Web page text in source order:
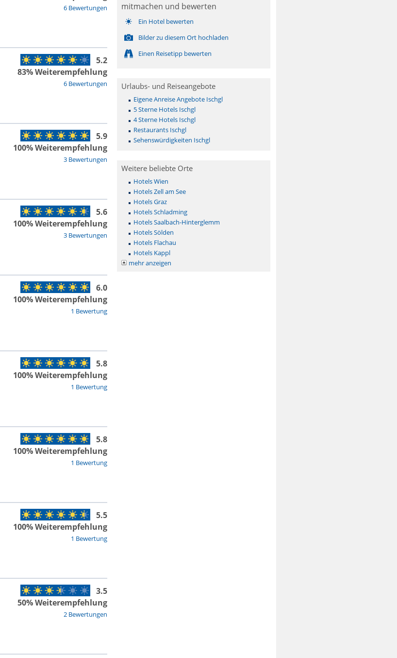
6 Bewertungen
6 Bewertungen
5.2
83% Weiterempfehlung
3 Bewertungen
5.9
100% Weiterempfehlung
3 Bewertungen
5.6
100% Weiterempfehlung
1 Bewertung
6.0
100% Weiterempfehlung
1 Bewertung
5.8
100% Weiterempfehlung
1 Bewertung
5.8
100% Weiterempfehlung
1 Bewertung
5.5
100% Weiterempfehlung
2 Bewertungen
3.5
50% Weiterempfehlung
mitmachen und bewerten
Ein Hotel bewerten
Bilder zu diesem Ort hochladen
Einen Reisetipp bewerten
Urlaubs- und Reiseangebote
Eigene Anreise Angebote Ischgl
5 Sterne Hotels Ischgl
4 Sterne Hotels Ischgl
Restaurants Ischgl
Sehenswürdigkeiten Ischgl
Weitere beliebte Orte
Hotels Wien
Hotels Zell am See
Hotels Graz
Hotels Schladming
Hotels Saalbach-Hinterglemm
Hotels Sölden
Hotels Flachau
Hotels Kappl
mehr anzeigen